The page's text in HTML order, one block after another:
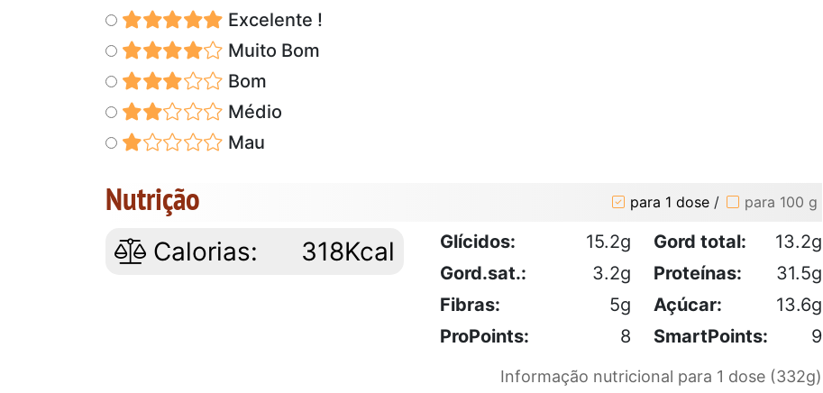
Excelente !
Muito Bom
Bom
Médio
Mau
Nutrição para 1 dose / para 100 g
Calorias: 318Kcal Glícidos: 15.2g Gord total:
13.2g
Gord.sat.:
3.2g Proteínas:
31.5g
Fibras:
5g Açúcar:
13.6g
ProPoints:
8 SmartPoints: 9
Informação nutricional para 1 dose (332g)